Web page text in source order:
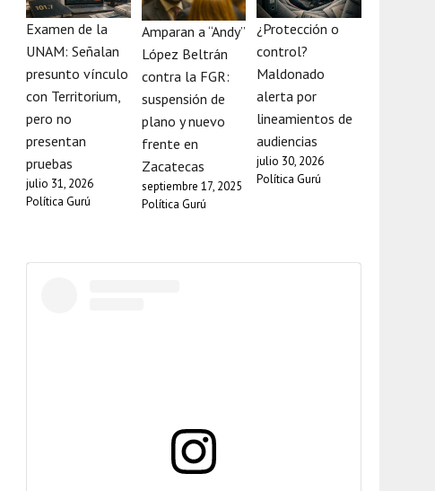
Examen de la
UNAM: Señalan
presunto vínculo
con Territorium,
pero no
presentan
pruebas
julio 31, 2026
Política Gurú
Amparan a “Andy”
López Beltrán
contra la FGR:
suspensión de
plano y nuevo
frente en
Zacatecas
septiembre 17, 2025
Política Gurú
¿Protección o
control?
Maldonado
alerta por
lineamientos de
audiencias
julio 30, 2026
Política Gurú